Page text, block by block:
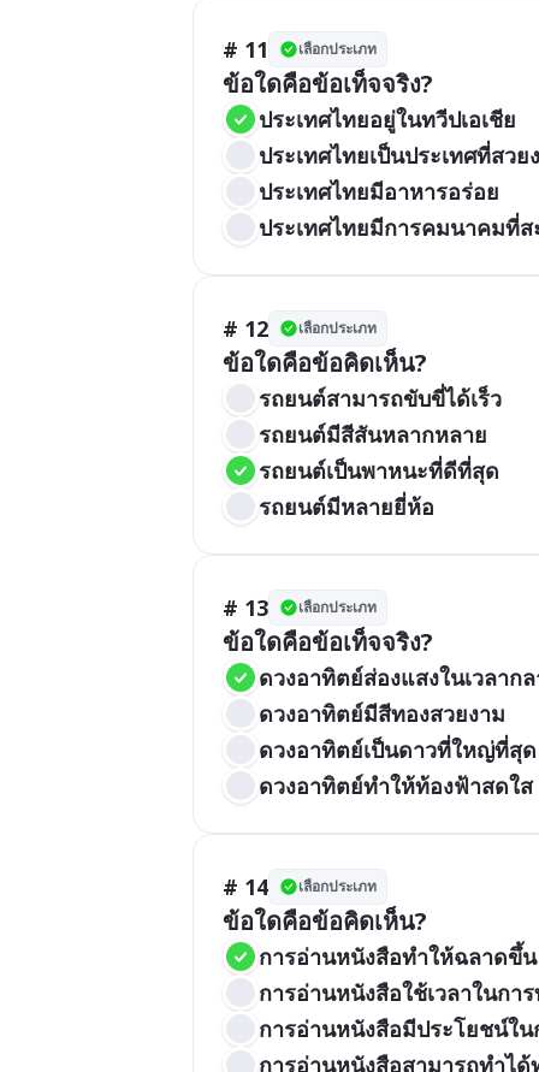
# 11 เลือกประเภท
ข้อใดคือข้อเท็จจริง?
ประเทศไทยอยู่ในทวีปเอเชีย
ประเทศไทยเป็นประเทศที่สวย
ประเทศไทยมีอาหารอร่อย
ประเทศไทยมีการคมนาคมที่ส
# 12 เลือกประเภท
ข้อใดคือข้อคิดเห็น?
รถยนต์สามารถขับขี่ได้เร็ว
รถยนต์มีสีสันหลากหลาย
รถยนต์เป็นพาหนะที่ดีที่สุด
รถยนต์มีหลายยี่ห้อ
# 13 เลือกประเภท
ข้อใดคือข้อเท็จจริง?
ดวงอาทิตย์ส่องแสงในเวลาก
ดวงอาทิตย์มีสีทองสวยงาม
ดวงอาทิตย์เป็นดาวที่ใหญ่ที่สุด
ดวงอาทิตย์ทำให้ท้องฟ้าสดใส
# 14 เลือกประเภท
ข้อใดคือข้อคิดเห็น?
การอ่านหนังสือทำให้ฉลาดขึ้น
การอ่านหนังสือใช้เวลาในกา
การอ่านหนังสือมีประโยชน์ใน
การอ่านหนังสือสามารถทำไ